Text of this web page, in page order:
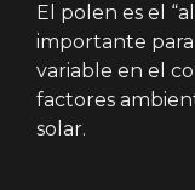
El polen es el
importante para
variable en el
factores
solar.